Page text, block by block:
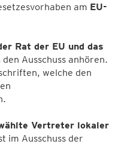
am EU-
Rat der EU und das
den Ausschuss anhören.
welche den
Vertreter lokaler
im Ausschuss der